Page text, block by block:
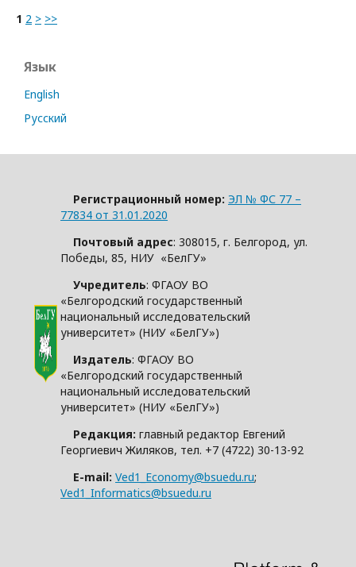
1 2 > >>
Язык
English
Русский
Регистрационный номер: ЭЛ № ФС 77 –
77834 от 31.01.2020
Почтовый адрес: 308015, г. Белгород, ул.
Победы, 85, НИУ «БелГУ»
Учредитель: ФГАОУ ВО
«Белгородский государственный
национальный исследовательский
университет» (НИУ «БелГУ»)
Издатель: ФГАОУ ВО
«Белгородский государственный
национальный исследовательский
университет» (НИУ «БелГУ»)
Редакция: главный редактор Евгений
Георгиевич Жиляков, тел. +7 (4722) 30-13-92
E-mail: Ved1_Economy@bsuedu.ru;
Ved1_Informatics@bsuedu.ru